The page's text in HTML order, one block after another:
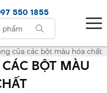
550 1855
của các bột màu hóa chất
BỘT MÀU